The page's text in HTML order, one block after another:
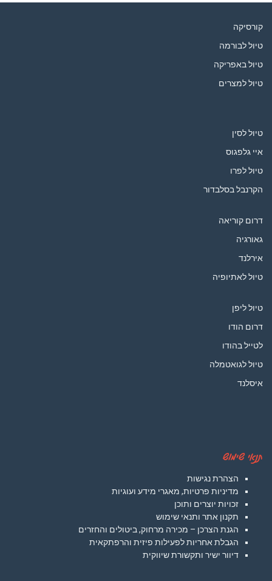
קורסיקה
טיול לבורמה
טיול באפריקה
טיול למצרים
טיול לסין
איי גלפגוס
טיול לפרו
הקרנבל בסלבדור
דרום קוריאה
גאורגיה
אירלנד
טיול לאתיופיה
טיול ליפן
דרום הודו
לטייל בהודו
טיול לגואטמלה
איסלנד
תנאי שימוש
הצהרת נגישות
מדיניות פרטיות, מאגרי מידע ועוגיות
זכויות יוצרים ותוכן
תקנון אתר ותנאי שימוש
הגנת הצרכן – מכירה מרחוק, ביטולים והחזרים
הגבלת אחריות לפעילות פיזית והרפתקאית
דיוור ישיר ותקשורת שיווקית